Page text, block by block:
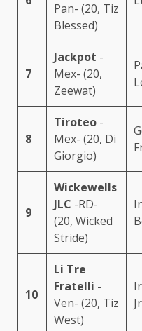
Pan- (20, Tiz
Blessed)
7
Jackpot -
Mex- (20,
Zeewat)
8
Tiroteo -
Mex- (20, Di
Giorgio)
9
Wickewells
JLC -RD-
(20, Wicked
Stride)
10
Li Tre
Fratelli -
Ven- (20, Tiz
West)